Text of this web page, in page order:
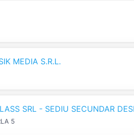
MEDIA S.R.L.
SRL - SEDIU SECUNDAR
5